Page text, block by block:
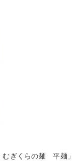
ぎくらの麺 平麺」